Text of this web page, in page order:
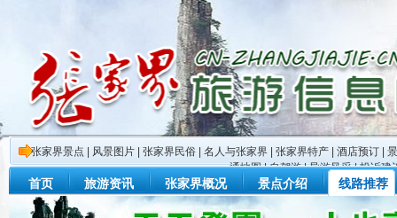
张家界景点 风景图片 张家界民俗 名人与张家界 张家界特产 酒店预订
通地图|自驾游|导游风采|投诉建
首页 旅游资讯 张家界概况 景点介绍 线路推荐